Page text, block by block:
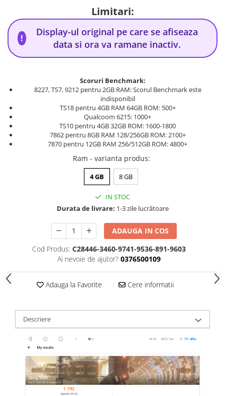
Limitari:
!
Display-ul original pe care se afiseaza
data si ora va ramane inactiv.
Scoruri Benchmark:
8227, TS7, 9212 pentru 2GB RAM: Scorul Benchmark este
indisponibil
TS18 pentru 4GB RAM 64GB ROM: 500+
Qualcoom 6215: 1000+
TS10 pentru 4GB 32GB ROM: 1600-1800
7862 pentru 8GB RAM 128/256GB ROM: 2100+
7870 pentru 12GB RAM 256/512GB ROM: 4800+
Ram - varianta produs:
4 GB 8 GB
IN STOC
Durata de livrare: 1-3 zile lucrătoare
ADAUGA IN COS
Cod Produs: C28446-3460-9741-9536-891-9603
Ai nevoie de ajutor? 0376500109
Adauga la Favorite Cere informatii
Descriere